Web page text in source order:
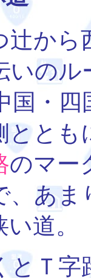
から
いのル
国・四
ととも
のマー
、あ
道。
Ｔ字